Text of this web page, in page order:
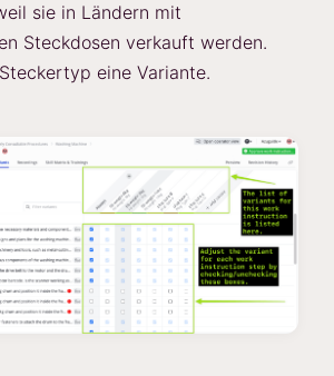
sie in Ländern mit
Steckdosen verkauft werden.
eine Variante.